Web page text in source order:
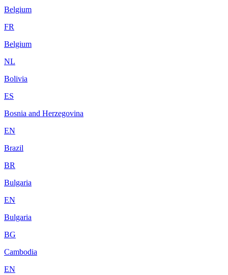
Belgium
FR
Belgium
NL
Bolivia
ES
Bosnia and Herzegovina
EN
Brazil
BR
Bulgaria
EN
Bulgaria
BG
Cambodia
EN